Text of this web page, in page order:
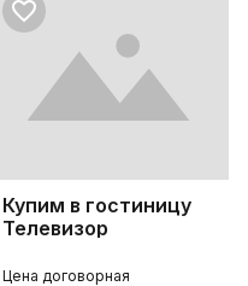
Купим в гостиницу
Телевизор
Цена договорная